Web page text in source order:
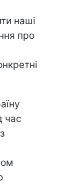
наші
про
час